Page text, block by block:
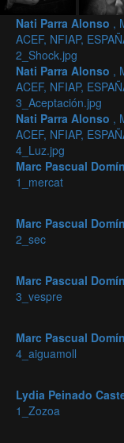
Nati Parra Alonso ,
ACEF, NFIAP,
2_Shock.jpg
Nati Parra Alonso ,
ACEF, NFIAP,
3_Aceptación.jpg
Nati Parra Alonso ,
ACEF, NFIAP,
4_Luz.jpg
Marc Pascual
1_mercat
Marc Pascual
2_sec
Marc Pascual
3_vespre
Marc Pascual
4_aiguamoll
Lydia Peinado
1_Zozoa